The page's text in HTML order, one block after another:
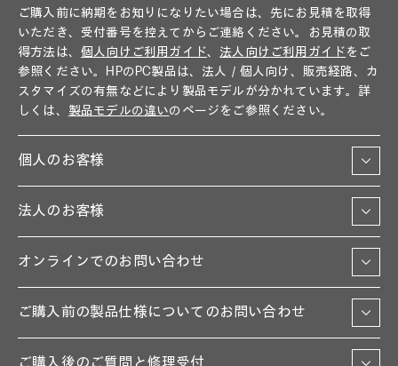
ご購入前に納期をお知りになりたい場合は、先にお見積を取得
いただき、受付番号を控えてからご連絡ください。お見積の取
得方法は、 個人向けご利用ガイド、 法人向けご利用ガイドをご
参照ください。HPのPC製品は、法人／個人向け、販売経路、カ
スタマイズの有無などにより製品モデルが分かれています。詳
しくは、 製品モデルの違いのページをご参照ください。
個人のお客様
法人のお客様
オンラインでのお問い合わせ
ご購入前の製品仕様についてのお問い合わせ